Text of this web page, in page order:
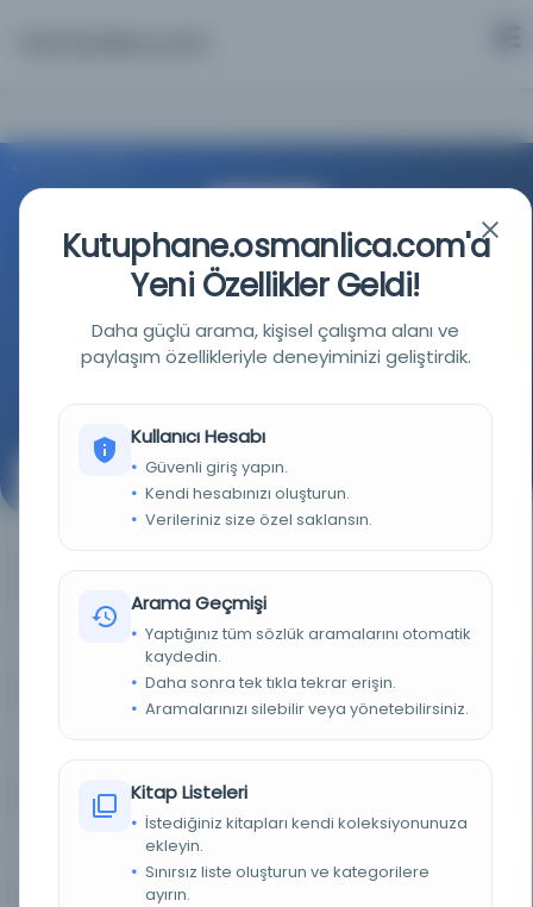
Türkiye Cumhuriyeti Devlet Arşivleri Başkanlığı
Çatalca'da Hacı Ankilaki'ye ait olup belediye
tarafından icare verilmiş olan fırının kendisine iadesi.
Belge
Türkçe
Evet
Kutuphane.osmanlica.com'a
Yeni Özellikler Geldi!
Daha güçlü arama, kişisel çalışma alanı ve
paylaşım özellikleriyle deneyiminizi geliştirdik.
Kullanıcı Hesabı
Güvenli giriş yapın.
Kendi hesabınızı oluşturun.
Verileriniz size özel saklansın.
Arama Geçmişi
Yaptığınız tüm sözlük aramalarını otomatik
kaydedin.
Daha sonra tek tıkla tekrar erişin.
Aramalarınızı silebilir veya yönetebilirsiniz.
Kitap Listeleri
İstediğiniz kitapları kendi koleksiyonunuza
ekleyin.
Sınırsız liste oluşturun ve kategorilere
ayırın.